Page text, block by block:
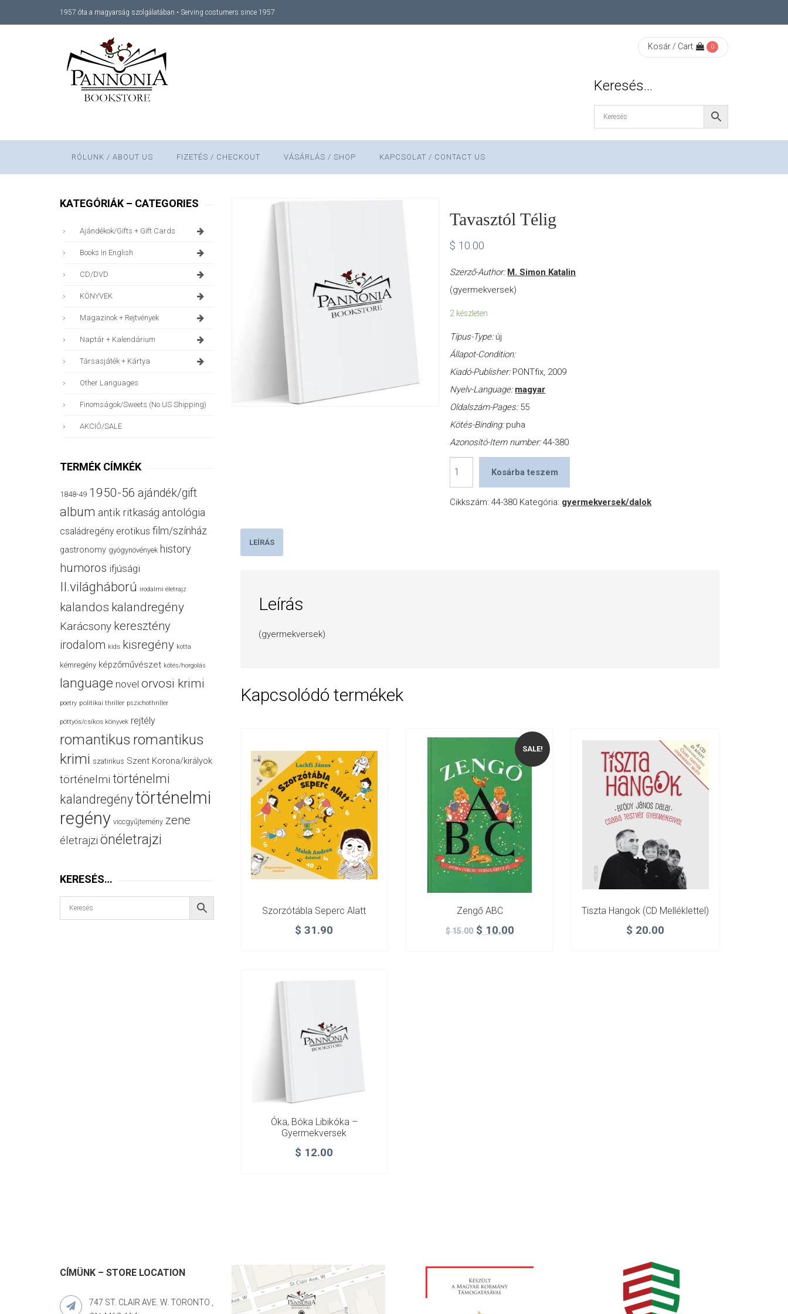
1957 óta a magyarság szolgálatában • Serving costumers since 1957
Kosár / Cart 0
Keresés…
RÓLUNK / ABOUT US FIZETÉS / CHECKOUT VÁSÁRLÁS / SHOP KAPCSOLAT / CONTACT US
Tavasztól Télig
$ 10.00
Szerző-Author: M. Simon Katalin
(gyermekversek)
2 készleten
Típus-Type: új
Állapot-Condition:
Kiadó-Publisher: PONTfix, 2009
Nyelv-Language: magyar
Oldalszám-Pages: 55
Kötés-Binding: puha
Azonosító-Item number:44-380
mennyiség
Kosárba teszem
Cikkszám:44-380 Kategória: gyermekversek/dalok
LEÍRÁS
Leírás
(gyermekversek)
Kapcsolódó termékek
Szorzótábla Seperc Alatt
$ 31.90
SALE!
Zengő ABC
$15.00 $ 10.00
Tiszta Hangok (CD Melléklettel)
$ 20.00
Óka, Bóka Libikóka –
Gyermekversek
$ 12.00
KATEGÓRIÁK – CATEGORIES
Ajándékok/gifts + Gift Cards
Books In English
CD/DVD
KÖNYVEK
Magazinok + Rejtvények
Naptár + Kalendárium
Társasjáték + Kártya
Other Languages
Finomságok/sweets (no US Shipping)
AKCIÓ/SALE
TERMÉK CÍMKÉK
1848-49 1950-56 ajándék/gift
album antik ritkaság antológia
családregény erotikus film/színház
gastronomy gyógynövények history
humoros ifjúsági
II.világháború irodalmi életrajz
kalandos kalandregény
Karácsony keresztény
irodalom kids kisregény kotta
kémregény képzőművészet kötés/horgolás
language novel orvosi krimi
poetry politikai thriller pszichothriller
pöttyös/csíkos könyvek rejtély
romantikus romantikus
krimi szatirikus Szent Korona/királyok
történelmi történelmi
kalandregénytörténelmi
regény viccgyűjtemény zene
életrajzi önéletrajzi
KERESÉS…
CÍMÜNK – STORE LOCATION
747 ST. CLAIR AVE. W. TORONTO ,